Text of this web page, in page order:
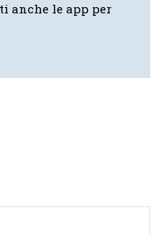
anche le app per